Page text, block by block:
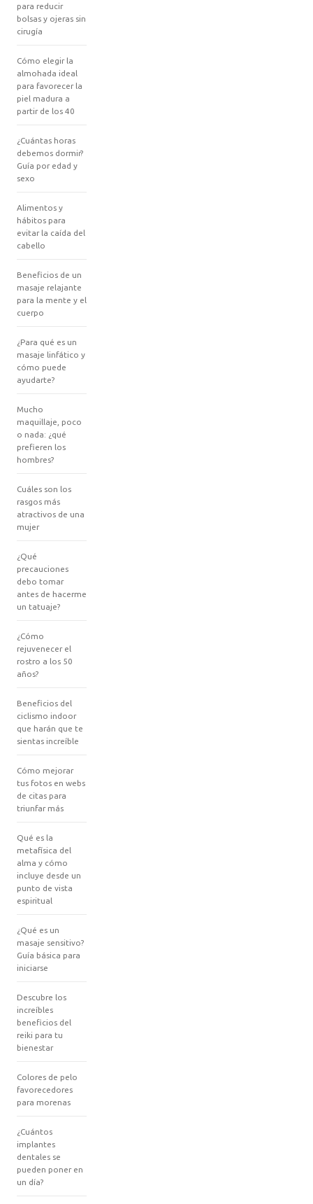
para reducir
bolsas y ojeras sin
cirugía
Cómo elegir la
almohada ideal
para favorecer la
piel madura a
partir de los 40
¿Cuántas horas
debemos dormir?
Guía por edad y
sexo
Alimentos y
hábitos para
evitar la caída del
cabello
Beneficios de un
masaje relajante
para la mente y el
cuerpo
¿Para qué es un
masaje linfático y
cómo puede
ayudarte?
Mucho
maquillaje, poco
o nada: ¿qué
prefieren los
hombres?
Cuáles son los
rasgos más
atractivos de una
mujer
¿Qué
precauciones
debo tomar
antes de hacerme
un tatuaje?
¿Cómo
rejuvenecer el
rostro a los 50
años?
Beneficios del
ciclismo indoor
que harán que te
sientas increíble
Cómo mejorar
tus fotos en webs
de citas para
triunfar más
Qué es la
metafísica del
alma y cómo
incluye desde un
punto de vista
espiritual
¿Qué es un
masaje sensitivo?
Guía básica para
iniciarse
Descubre los
increíbles
beneficios del
reiki para tu
bienestar
Colores de pelo
favorecedores
para morenas
¿Cuántos
implantes
dentales se
pueden poner en
un día?